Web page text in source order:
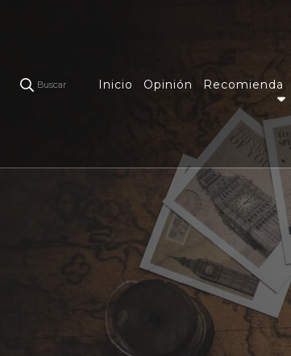
Buscar Inicio Opinión Recomienda